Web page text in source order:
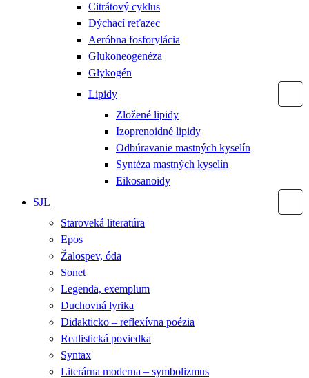
Citrátový cyklus
Dýchací reťazec
Aeróbna fosforylácia
Glukoneogenéza
Glykogén
Lipidy
Zložené lipidy
Izoprenoidné lipidy
Odbúravanie mastných kyselín
Syntéza mastných kyselín
Eikosanoidy
SJL
Staroveká literatúra
Epos
Žalospev, óda
Sonet
Legenda, exemplum
Duchovná lyrika
Didakticko – reflexívna poézia
Realistická poviedka
Syntax
Literárna moderna – symbolizmus